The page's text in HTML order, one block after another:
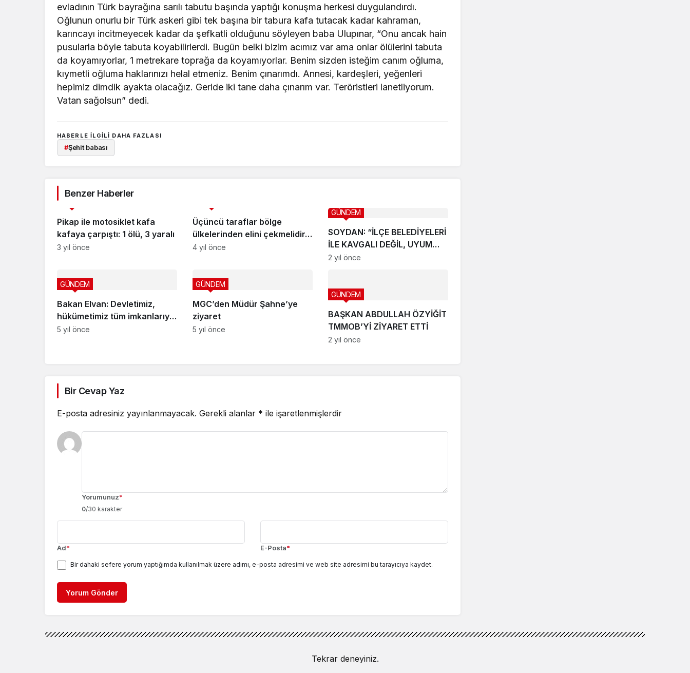
evladının Türk bayrağına sarılı tabutu başında yaptığı konuşma herkesi duygulandırdı.
Oğlunun onurlu bir Türk askeri gibi tek başına bir tabura kafa tutacak kadar kahraman,
karıncayı incitmeyecek kadar da şefkatli olduğunu söyleyen baba Ulupınar, “Onu ancak hain
pusularla böyle tabuta koyabilirlerdi. Bugün belki bizim acımız var ama onlar ölülerini tabuta
da koyamıyorlar, 1 metrekare toprağa da koyamıyorlar. Benim sizden isteğim canım oğluma,
kıymetli oğluma haklarınızı helal etmeniz. Benim çınarımdı. Annesi, kardeşleri, yeğenleri
hepimiz dimdik ayakta olacağız. Geride iki tane daha çınarım var. Teröristleri lanetliyorum.
Vatan sağolsun” dedi.
HABERLE ILGILI DAHA FAZLASI
#Şehit babası
Benzer Haberler
Pikap ile motosiklet kafa
kafaya çarpıştı: 1 ölü, 3 yaralı
3 yıl önce
Üçüncü taraflar bölge
ülkelerinden elini çekmelidir…
4 yıl önce
SOYDAN: “İLÇE BELEDİYELERİ
İLE KAVGALI DEĞİL, UYUM
İÇİNDE OLACAĞIZ”
GÜNDEM
2 yıl önce
Bakan Elvan: Devletimiz,
hükümetimiz tüm imkanlarıyla
milletimizin hizmetindedir
GÜNDEM
5 yıl önce
MGC’den Müdür Şahne’ye
ziyaret
GÜNDEM
5 yıl önce
BAŞKAN ABDULLAH ÖZYİĞİT
TMMOB’Yİ ZİYARET ETTİ
GÜNDEM
2 yıl önce
Bir Cevap Yaz
E-posta adresiniz yayınlanmayacak. Gerekli alanlar * ile işaretlenmişlerdir
Yorumunuz*
0/30 karakter
Ad* E-Posta*
Bir dahaki sefere yorum yaptığımda kullanılmak üzere adımı, e-posta adresimi ve web site adresimi bu tarayıcıya kaydet.
Yorum Gönder
Tekrar deneyiniz.